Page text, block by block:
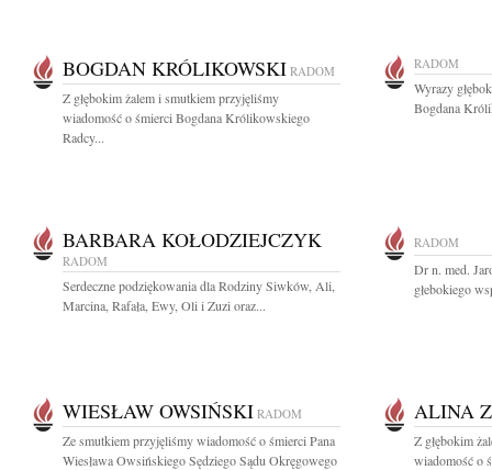
BOGDAN KRÓLIKOWSKI RADOM
Z głębokim żalem i smutkiem przyjęliśmy
wiadomość o śmierci Bogdana Królikowskiego
Radcy...
RADOM
Wyrazy
Bogdana
BARBARA KOŁODZIEJCZYK
RADOM
Serdeczne podziękowania dla Rodziny Siwków, Ali,
Marcina, Rafała, Ewy, Oli i Zuzi oraz...
RADOM
Dr n. med.
głebokiego
WIESŁAW OWSIŃSKI RADOM
Ze smutkiem przyjęliśmy wiadomość o śmierci Pana
Wiesława Owsińskiego Sędziego Sądu Okręgowego
ALINA
Z głębokim
wiadomość o